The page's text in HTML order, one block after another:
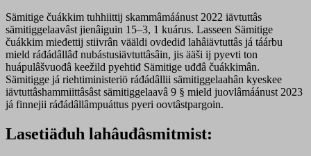
Sämitige čuákkim tuhhiittij skammâmáánust 2022 iävtuttâs
sämitiggelaavâst jienâiguin 15–3, 1 kuárus. Lasseen Sämitige
čuákkim mieđettij stiivrân vääldi ovdediđ lahâiävtuttâs já táárbu
mield ráđádâllâđ nubástusiävtuttâsâin, jis ääši ij pyevti ton
huápulâšvuođâ keežild pyehtiđ Sämitige uđđâ čuákkimân.
Sämitigge já riehtiministeriö ráđádâllii sämitiggelaahân kyeskee
iävtuttâshammiittâsâst sämitiggelaavâ 9 § mield juovlâmáánust 2023
já finnejii ráđádâllâmpuáttus pyeri oovtâstpargoin.
Lasetiäđuh lahâuđâsmitmist: